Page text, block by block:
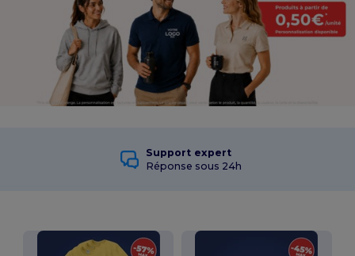
Support expert
Réponse sous 24h